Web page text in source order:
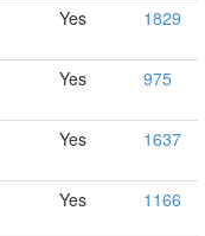
Yes 1829
Yes 975
Yes 1637
Yes 1166